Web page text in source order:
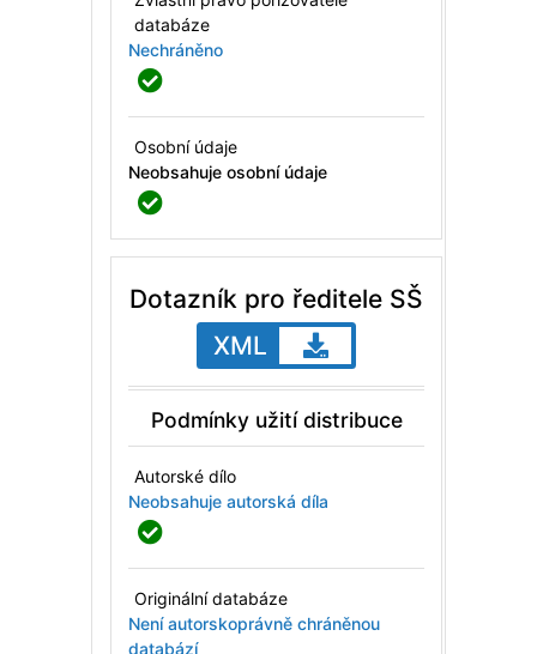
databáze
Nechráněno
Osobní údaje
Neobsahuje osobní údaje
Dotazník pro ředitele SŠ
XML
Podmínky užití distribuce
Autorské dílo
Neobsahuje autorská díla
Originální databáze
Není autorskoprávně chráněnou
databází